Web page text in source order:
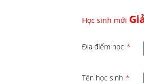
Học sinh mới
Địa điểm học *
Tên học sinh *